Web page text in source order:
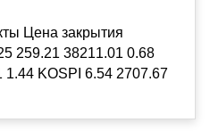
Цена закрытия
259.21 38211.01 0.68
1.44 KOSPI 6.54 2707.67